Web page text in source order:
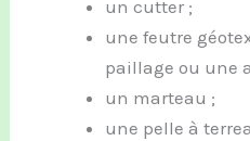
un cutter ;
une feutre
paillage ou une
un marteau ;
une pelle à